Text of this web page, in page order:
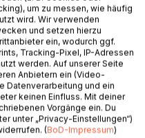
der augenscheinlich als
sich von ihm löste
etwas was sich
empfindsam,
sind öffnet.
das, was gerade erst
um zu messen, wie häufig
wird. Wir verwenden
und setzen hierzu
ein, wodurch ggf.
Tracking-Pixel, IP-Adressen
werden. Auf unserer Seite
Anbietern ein (Video-
Datenverarbeitung und ein
keinen Einfluss. Mit deiner
Vorgänge ein. Du
unter „Privacy-Einstellungen“)
(BoD-Impressum)